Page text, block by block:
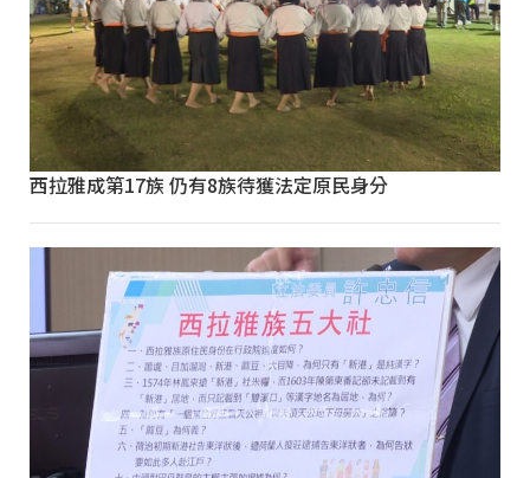
西拉雅成第17族 仍有8族待獲法定原民身分